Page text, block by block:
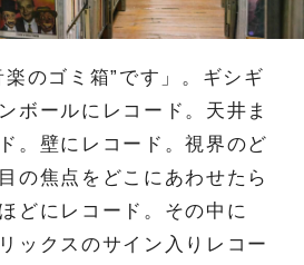
楽のゴミ箱”です」。ギシギ
ボールにレコード。天井ま
。壁にレコード。視界のど
の焦点をどこにあわせたら
どにレコード。その中に
ックスのサイン入りレコー